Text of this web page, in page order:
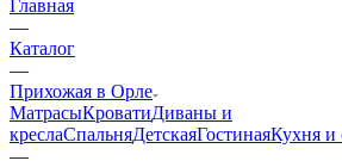
Главная
—
Каталог
—
Прихожая в Орле
МатрасыКроватиДиваны и
креслаСпальняДетскаяГостинаяКухня и
—